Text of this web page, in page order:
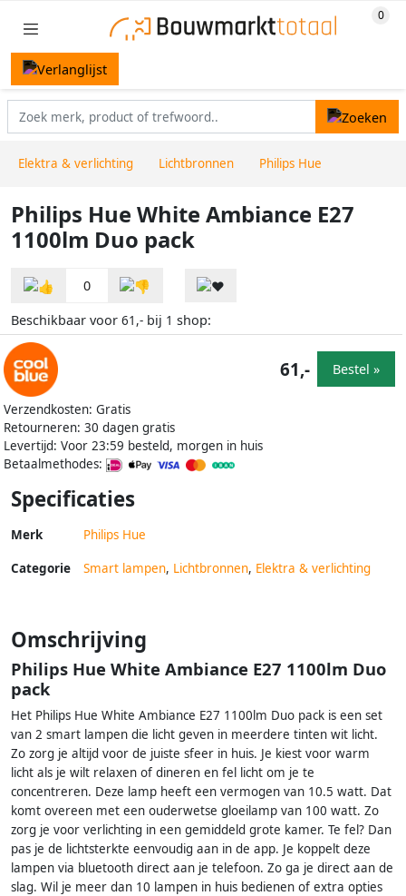
Elektra & verlichting Lichtbronnen Philips Hue
Philips Hue White Ambiance E27
1100lm Duo pack
0
Beschikbaar voor 61,- bij 1 shop:
Verzendkosten: Gratis
Retourneren: 30 dagen gratis
Levertijd: Voor 23:59 besteld, morgen in huis
Betaalmethodes:
61,- Bestel »
Specificaties
Merk Philips Hue
Categorie Smart lampen, Lichtbronnen, Elektra & verlichting
Omschrijving
Philips Hue White Ambiance E27 1100lm Duo
pack
Het Philips Hue White Ambiance E27 1100lm Duo pack is een set
van 2 smart lampen die licht geven in meerdere tinten wit licht.
Zo zorg je altijd voor de juiste sfeer in huis. Je kiest voor warm
licht als je wilt relaxen of dineren en fel licht om je te
concentreren. Deze lamp heeft een vermogen van 10.5 watt. Dat
komt overeen met een ouderwetse gloeilamp van 100 watt. Zo
zorg je voor verlichting in een gemiddeld grote kamer. Te fel? Dan
pas je de lichtsterkte eenvoudig aan in de app. Je koppelt deze
lampen via bluetooth direct aan je telefoon. Zo ga je direct aan de
slag. Wil je meer dan 10 lampen in huis bedienen of extra opties